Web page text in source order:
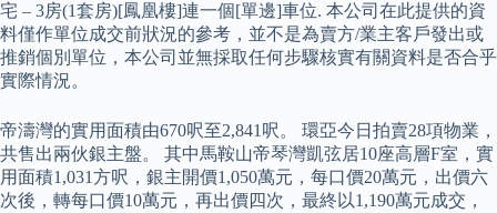
宅 – 3房(1套房)[鳳凰樓]連一個[單邊]車位. 本公司在此提供的資
料僅作單位成交前狀況的參考，並不是為賣方/業主客戶發出或
推銷個別單位，本公司並無採取任何步驟核實有關資料是否合乎
實際情況。
帝濤灣的實用面積由670呎至2,841呎。 環亞今日拍賣28項物業，
共售出兩伙銀主盤。 其中馬鞍山帝琴灣凱弦居10座高層F室，實
用面積1,031方呎，銀主開價1,050萬元，每口價20萬元，出價六
次後，轉每口價10萬元，再出價四次，最終以1,190萬元成交，